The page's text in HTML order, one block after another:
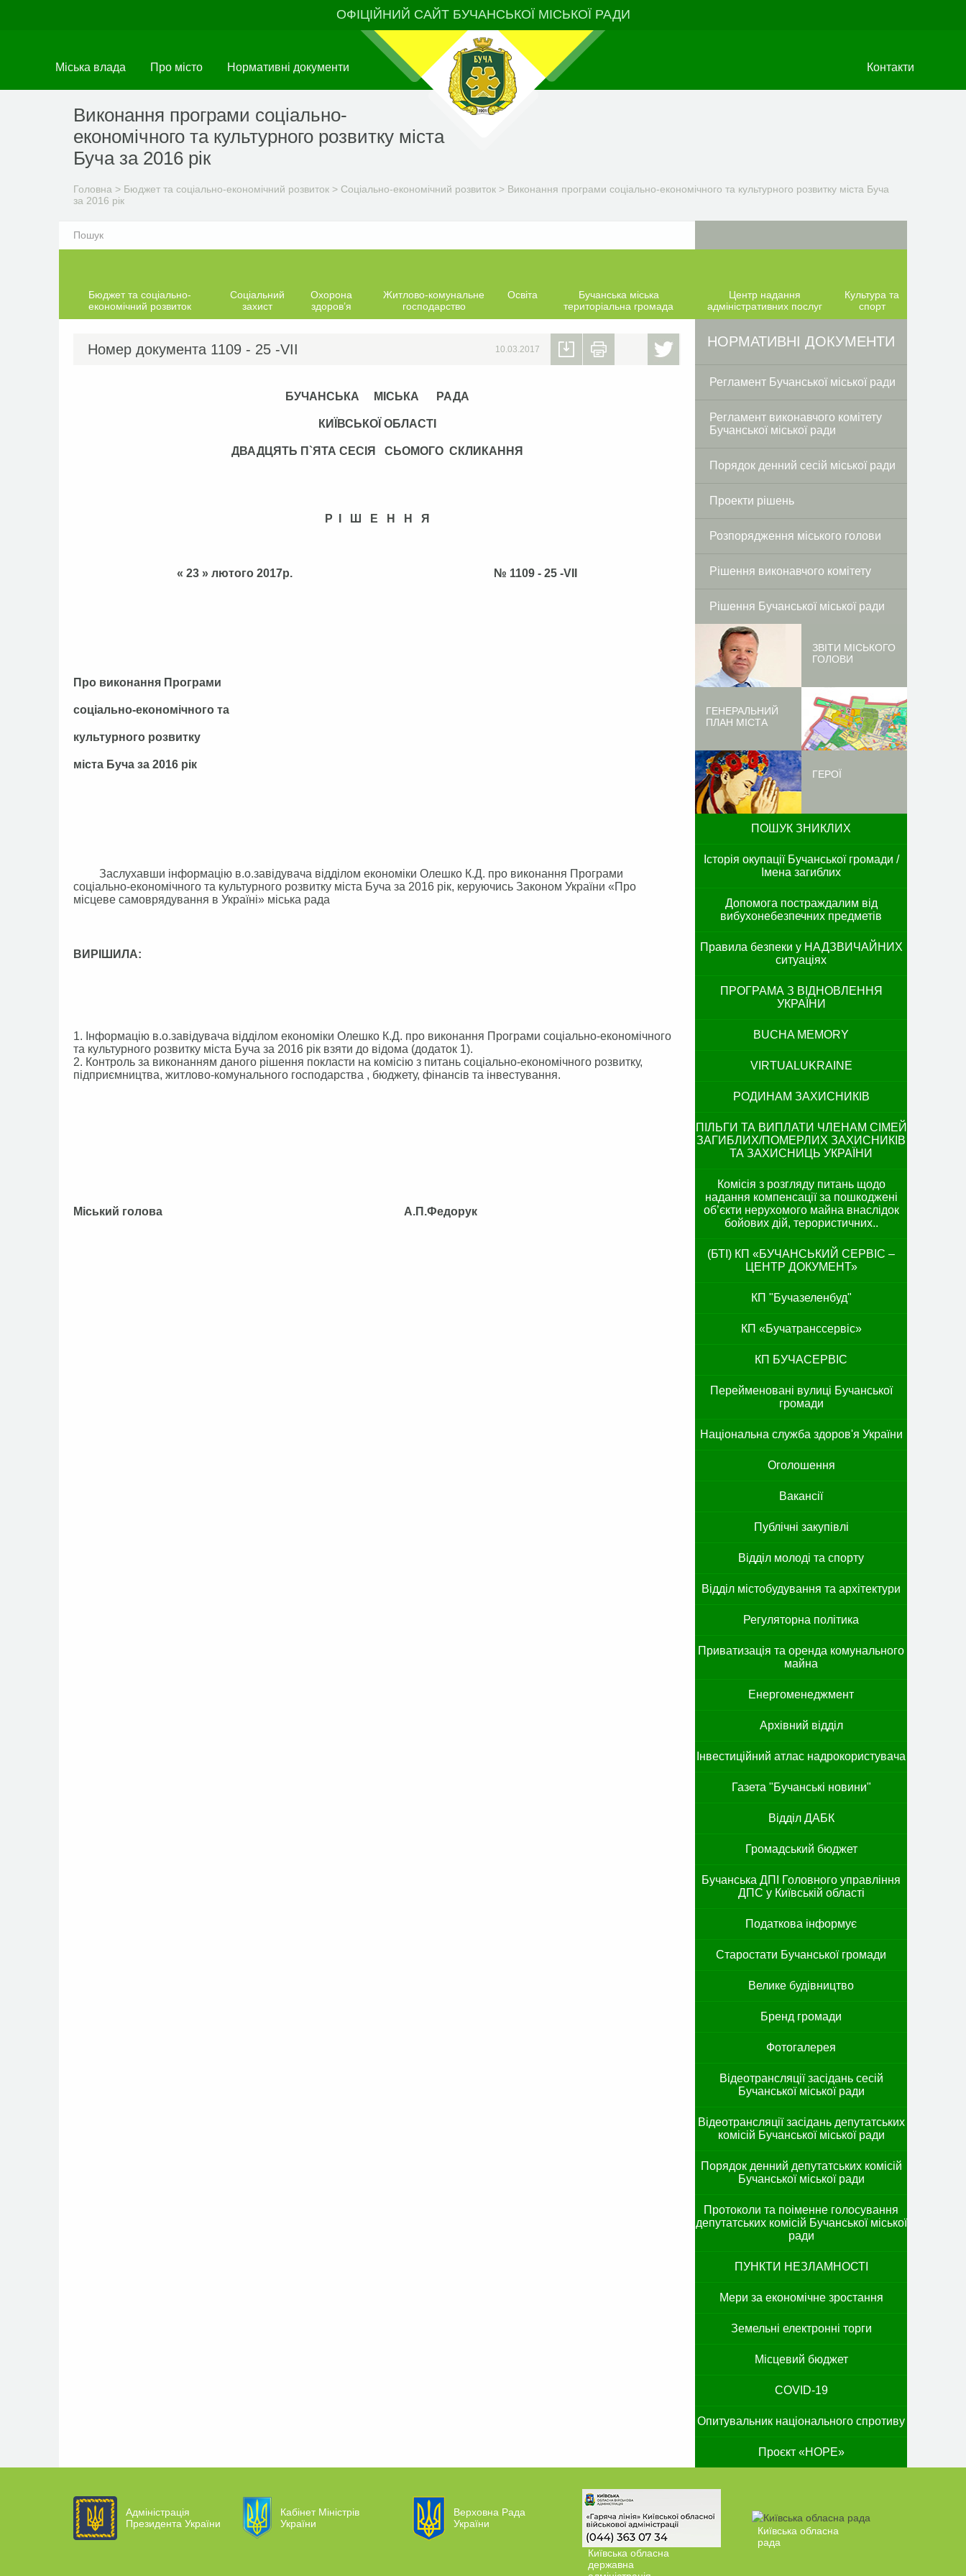
ОФІЦІЙНИЙ САЙТ БУЧАНСЬКОЇ МІСЬКОЇ РАДИ
Міська влада Про місто Нормативні документи Контакти
Виконання програми соціально-
економічного та культурного розвитку міста
Буча за 2016 рік
Головна > Бюджет та соціально-економічний розвиток > Соціально-економічний розвиток > Виконання програми соціально-економічного та культурного розвитку міста Буча
за 2016 рік
Бюджет та соціально-
економічний розвиток
Соціальний
захист
Охорона
здоров’я
Житлово-комунальне
господарство
Освіта
Бучанська міська
територіальна громада
Центр надання
адміністративних послуг
Культура та
спорт
Номер документа 1109 - 25 -VІI 10.03.2017 Facebook
Twitter
БУЧАНСЬКА МІСЬКА РАДА
КИЇВСЬКОЇ ОБЛАСТІ
ДВАДЦЯТЬ П`ЯТА СЕСІЯ СЬОМОГО СКЛИКАННЯ
Р І Ш Е Н Н Я
« 23 » лютого 2017р. № 1109 - 25 -VІI
Про виконання Програми
соціально-економічного та
культурного розвитку
міста Буча за 2016 рік
Заслухавши інформацію в.о.завідувача відділом економіки Олешко К.Д. про виконання Програми
соціально-економічного та культурного розвитку міста Буча за 2016 рік, керуючись Законом України «Про
місцеве самоврядування в Україні» міська рада
ВИРІШИЛА:
1. Інформацію в.о.завідувача відділом економіки Олешко К.Д. про виконання Програми соціально-економічного
та культурного розвитку міста Буча за 2016 рік взяти до відома (додаток 1).
2. Контроль за виконанням даного рішення покласти на комісію з питань соціально-економічного розвитку,
підприємництва, житлово-комунального господарства , бюджету, фінансів та інвестування.
Міський голова А.П.Федорук
НОРМАТИВНІ ДОКУМЕНТИ
Регламент Бучанської міської ради
Регламент виконавчого комітету
Бучанської міської ради
Порядок денний сесій міської ради
Проекти рішень
Розпорядження міського голови
Рішення виконавчого комітету
Рішення Бучанської міської ради
ЗВІТИ МІСЬКОГО
ГОЛОВИ
ГЕНЕРАЛЬНИЙ
ПЛАН МІСТА
ГЕРОЇ
ПОШУК ЗНИКЛИХ
Історія окупації Бучанської громади /
Імена загиблих
Допомога постраждалим від
вибухонебезпечних предметів
Правила безпеки у НАДЗВИЧАЙНИХ
ситуаціях
ПРОГРАМА З ВІДНОВЛЕННЯ
УКРАЇНИ
BUCHA MEMORY
VIRTUALUKRAINE
РОДИНАМ ЗАХИСНИКІВ
ПІЛЬГИ ТА ВИПЛАТИ ЧЛЕНАМ СІМЕЙ
ЗАГИБЛИХ/ПОМЕРЛИХ ЗАХИСНИКІВ
ТА ЗАХИСНИЦЬ УКРАЇНИ
Комісія з розгляду питань щодо
надання компенсації за пошкоджені
об’єкти нерухомого майна внаслідок
бойових дій, терористичних..
(БТІ) КП «БУЧАНСЬКИЙ СЕРВІС –
ЦЕНТР ДОКУМЕНТ»
КП "Бучазеленбуд"
КП «Бучатранссервіс»
КП БУЧАСЕРВІС
Перейменовані вулиці Бучанської
громади
Національна служба здоров'я України
Оголошення
Вакансії
Публічні закупівлі
Відділ молоді та спорту
Відділ містобудування та архітектури
Регуляторна політика
Приватизація та оренда комунального
майна
Енергоменеджмент
Архівний відділ
Інвестиційний атлас надрокористувача
Газета "Бучанські новини"
Відділ ДАБК
Громадський бюджет
Бучанська ДПІ Головного управління
ДПС у Київській області
Податкова інформує
Старостати Бучанської громади
Велике будівництво
Бренд громади
Фотогалерея
Відеотрансляції засідань сесій
Бучанської міської ради
Відеотрансляції засідань депутатських
комісій Бучанської міської ради
Порядок денний депутатських комісій
Бучанської міської ради
Протоколи та поіменне голосування
депутатських комісій Бучанської міської
ради
ПУНКТИ НЕЗЛАМНОСТІ
Мери за економічне зростання
Земельні електронні торги
Місцевий бюджет
COVID-19
Опитувальник національного спротиву
Проєкт «HOPE»
Адміністрація
Президента України
Кабінет Міністрів
України
Верховна Рада
України
Київська обласна
державна
Київська обласна
рада